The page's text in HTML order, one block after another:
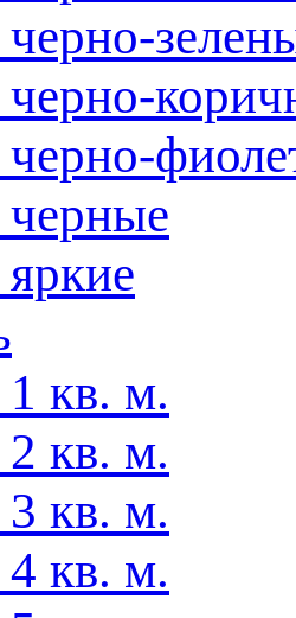
кв. м.
кв. м.
кв. м.
кв. м.